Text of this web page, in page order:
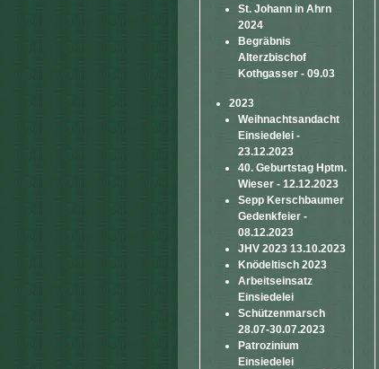
St. Johann in Ahrn
2024
Begräbnis
Alterzbischof
Kothgasser - 09.03
2023
Weihnachtsandacht
Einsiedelei -
23.12.2023
40. Geburtstag Hptm.
Wieser - 12.12.2023
Sepp Kerschbaumer
Gedenkfeier -
08.12.2023
JHV 2023 13.10.2023
Knödeltisch 2023
Arbeitseinsatz
Einsiedelei
Schützenmarsch
28.07-30.07.2023
Patrozinium
Einsiedelei